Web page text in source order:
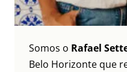
Somos o Rafael
Belo Horizonte que